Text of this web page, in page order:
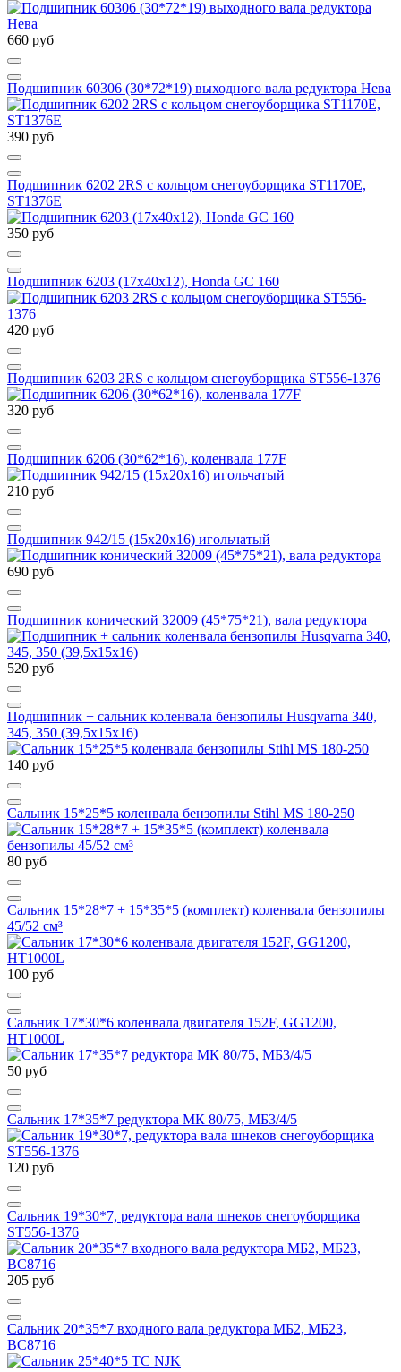
660 руб
Подшипник 60306 (30*72*19) выходного вала редуктора Нева
390 руб
Подшипник 6202 2RS с кольцом снегоуборщика ST1170E,
ST1376E
350 руб
Подшипник 6203 (17х40х12), Honda GC 160
420 руб
Подшипник 6203 2RS с кольцом снегоуборщика ST556-1376
320 руб
Подшипник 6206 (30*62*16), коленвала 177F
210 руб
Подшипник 942/15 (15х20х16) игольчатый
690 руб
Подшипник конический 32009 (45*75*21), вала редуктора
520 руб
Подшипник + сальник коленвала бензопилы Husqvarna 340,
345, 350 (39,5х15х16)
140 руб
Сальник 15*25*5 коленвала бензопилы Stihl MS 180-250
80 руб
Сальник 15*28*7 + 15*35*5 (комплект) коленвала бензопилы
45/52 см³
100 руб
Сальник 17*30*6 коленвала двигателя 152F, GG1200,
HT1000L
50 руб
Сальник 17*35*7 редуктора МК 80/75, МБ3/4/5
120 руб
Сальник 19*30*7, редуктора вала шнеков снегоуборщика
ST556-1376
205 руб
Сальник 20*35*7 входного вала редуктора МБ2, МБ23,
BC8716